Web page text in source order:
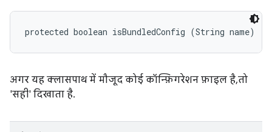
protected boolean isBundledConfig (String name)
अगर यह क्लासपाथ में मौजूद कोई कॉन्फ़िगरेशन फ़ाइल है, तो
'सही' दिखाता है.